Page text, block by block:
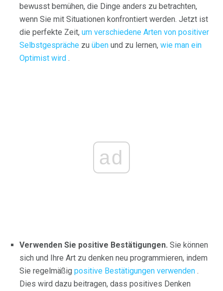
bewusst bemühen, die Dinge anders zu betrachten,
wenn Sie mit Situationen konfrontiert werden. Jetzt ist
die perfekte Zeit, um verschiedene Arten von positiver
Selbstgespräche zu üben und zu lernen, wie man ein
Optimist wird .
ad
Verwenden Sie positive Bestätigungen. Sie können
sich und Ihre Art zu denken neu programmieren, indem
Sie regelmäßig positive Bestätigungen verwenden .
Dies wird dazu beitragen, dass positives Denken